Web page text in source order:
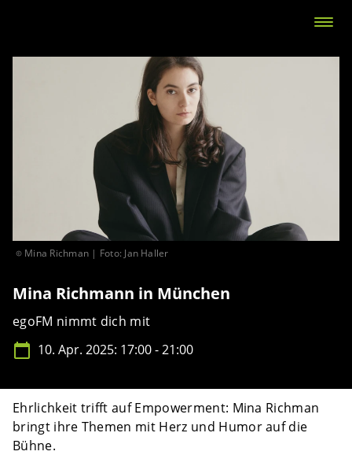
Mina Richman | Foto: Jan Haller
Mina Richmann in München
egoFM nimmt dich mit
10. Apr. 2025: 17:00 - 21:00
Ehrlichkeit trifft auf Empowerment: Mina Richman
bringt ihre Themen mit Herz und Humor auf die
Bühne.